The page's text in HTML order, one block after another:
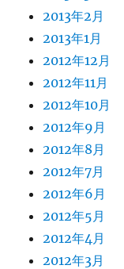
2013年2月
2013年1月
2012年12月
2012年11月
2012年10月
2012年9月
2012年8月
2012年7月
2012年6月
2012年5月
2012年4月
2012年3月